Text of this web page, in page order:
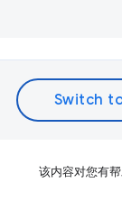
该内容对您有